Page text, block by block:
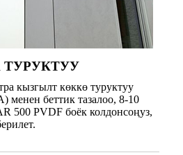
кызгылт көккө туруктуу
менен беттик тазалоо, 8-10
500 PVDF боёк колдонсоңуз,